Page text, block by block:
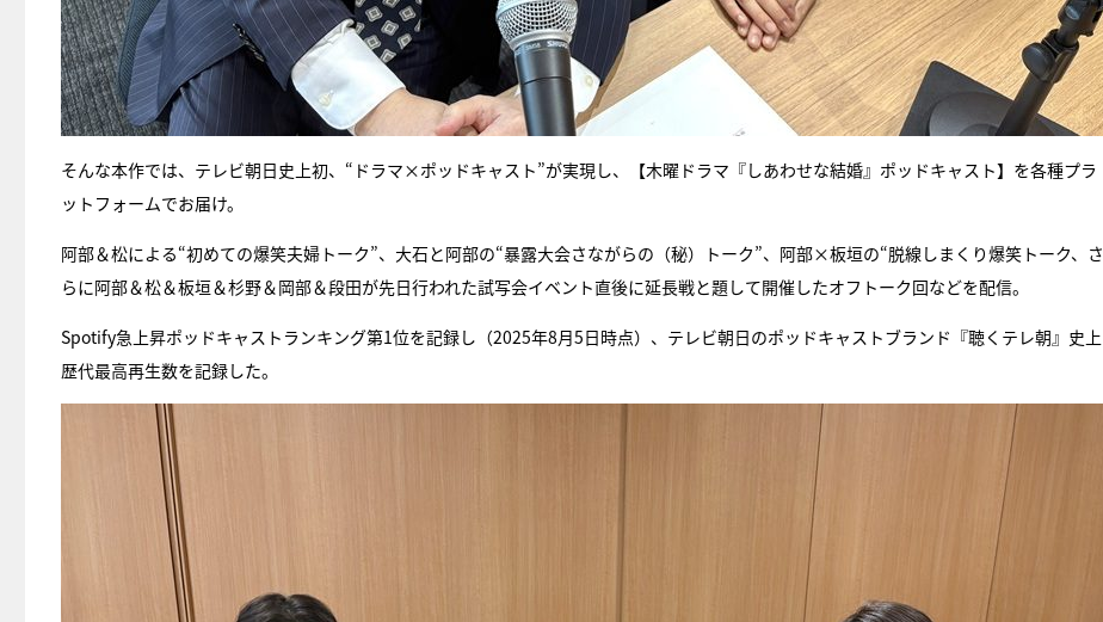
そんな本作では、テレビ朝日史上初、“ドラマ×ポッドキャスト”が実現し、【木曜ドラマ『しあわせな結婚』ポッドキャスト】を各種プラ
ットフォームでお届け。
阿部＆松による“初めての爆笑夫婦トーク”、大石と阿部の“暴露大会さながらの（秘）トーク”、阿部×板垣の“脱線しまくり爆笑トーク、さ
らに阿部＆松＆板垣＆杉野＆岡部＆段田が先日行われた試写会イベント直後に延長戦と題して開催したオフトーク回などを配信。
Spotify急上昇ポッドキャストランキング第1位を記録し（2025年8月5日時点）、テレビ朝日のポッドキャストブランド『聴くテレ朝』史上
歴代最高再生数を記録した。